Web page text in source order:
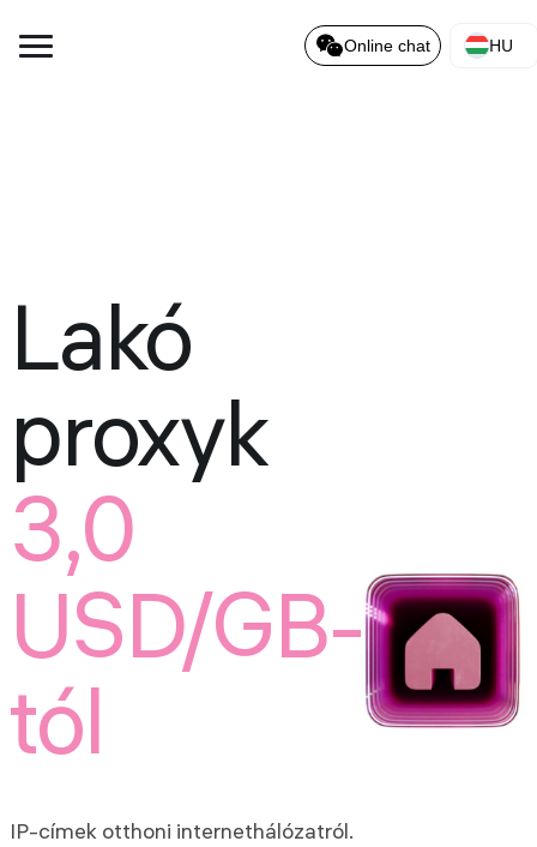
Online chat HU
Lakó
proxyk
3,0
USD/GB-
tól
IP-címek otthoni internethálózatról.